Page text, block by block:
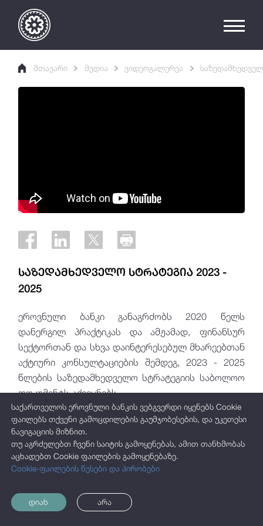
მთავარი მედია ვიდეოგალერეა
საზედამხედველო სტრატეგია 2023 -
2025
ეროვნული ბანკი განაგრძობს 2020 წელს
დანერგილ პრაქტიკას და ამჟამად, ფინანსურ
სექტორთან და სხვა დაინტერესებულ მხარეებთან
აქტიური კონსულტაციების შემდეგ, 2023 - 2025
წლების საზედამხედველო სტრატეგიის საბოლოო
დოკუმენტს აქვეყნებს.
საქართველოს ეროვნული ბანკის ვებგვერდი იყენებს Cookie
ფაილებს თქვენი გამოცდილების გაუმჯობესების, და უკეთესი
ნავიგაციის მიზნით.
თუ აგრძელებთ ჩვენი საიტის გამოყენებას, ამით თანხმობას
აცხადებთ Cookie ფაილების გამოყენებაზე.
Cookie-ფაილების წესები და პირობები
დიახ არა